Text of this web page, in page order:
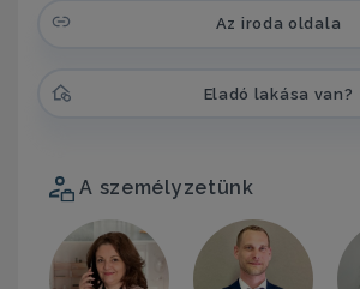
Az iroda oldala
Eladó lakása van?
A személyzetünk